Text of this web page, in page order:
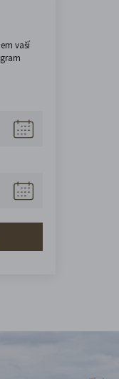
vaší